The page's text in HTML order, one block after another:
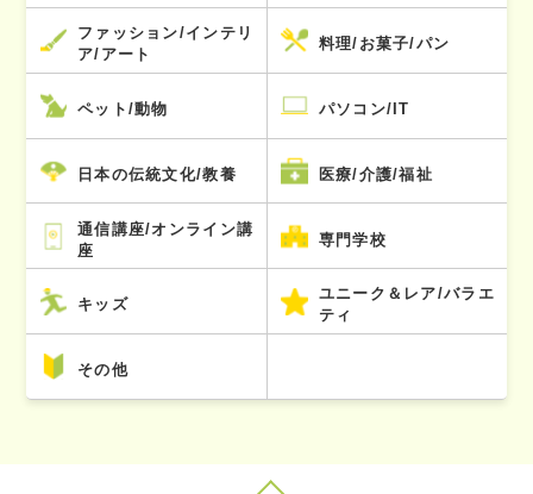
ファッション/インテリ
ア/アート
料理/お菓子/パン
ペット/動物 パソコン/IT
日本の伝統文化/教養 医療/介護/福祉
通信講座/オンライン講
座
専門学校
キッズ
ユニーク＆レア/バラエ
ティ
その他